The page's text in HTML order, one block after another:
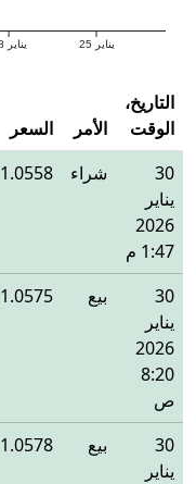
يناير 18 يناير 25
التاريخ،
الوقت
الأمر السعر
30
يناير
2026
1:47 م
شراء 1.0558
30
يناير
2026
8:20
ص
بيع 1.0575
30
يناير
بيع 1.0578